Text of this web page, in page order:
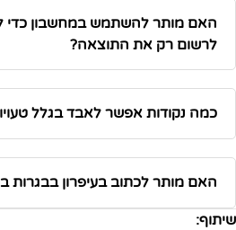
האם מותר להשתמש במחשבון כדי
לרשום רק את התוצאה?
כמה נקודות אפשר לאבד בגלל
האם מותר לכתוב בעיפרון בבגרות
שיתוף: